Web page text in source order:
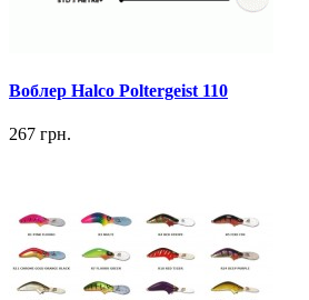
Воблер Halco Poltergeist 110
267 грн.